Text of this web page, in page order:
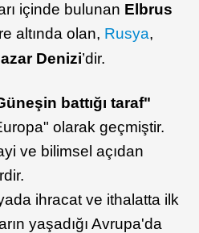
içinde bulunan Elbrus
altında olan, Rusya,
Denizi’dir.
battığı taraf"
olarak geçmiştir.
ve bilimsel açıdan
ihracat ve ithalatta ilk
yaşadığı Avrupa'da